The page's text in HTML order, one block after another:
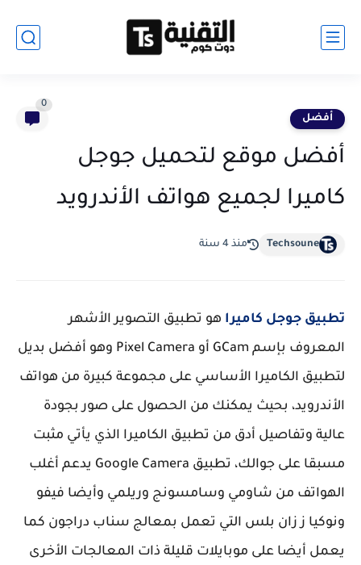
أفضل
0
أفضل موقع لتحميل جوجل
كاميرا لجميع هواتف الأندرويد
Techsoune منذ 4 سنة
تطبيق جوجل كاميرا هو تطبيق التصوير الأشهر
المعروف بإسم GCam أو Pixel Camera وهو أفضل بديل
لتطبيق الكاميرا الأساسي على مجموعة كبيرة من هواتف
الأندرويد، بحيث يمكنك من الحصول على صور بجودة
عالية وتفاصيل أدق من تطبيق الكاميرا الذي يأتي مثبت
مسبقا على جوالك، تطبيق Google Camera يدعم أغلب
الهواتف من شاومي وسامسونج وريلمي وأيضا فيفو
ونوكيا ز زان بلس التي تعمل بمعالج سناب دراجون كما
يعمل أيضا على موبايلات قليلة ذات المعالجات الأخرى